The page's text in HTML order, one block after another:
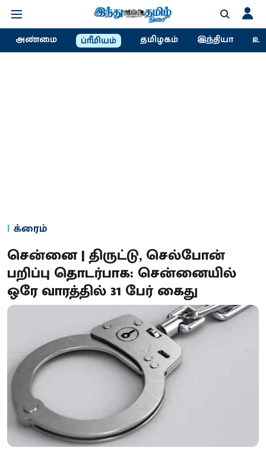
அண்மை ப்ரீமியம் தமிழகம் இந்தியா
க்ரைம்
சென்னை | திருட்டு, செல்போன்
பறிப்பு தொடர்பாக: சென்னையில்
ஒரே வாரத்தில் 31 பேர் கைது